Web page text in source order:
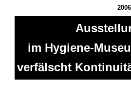
2006
im Hygiene-
verfälscht